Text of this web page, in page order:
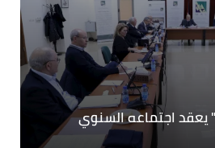
اجتماعه السنوي